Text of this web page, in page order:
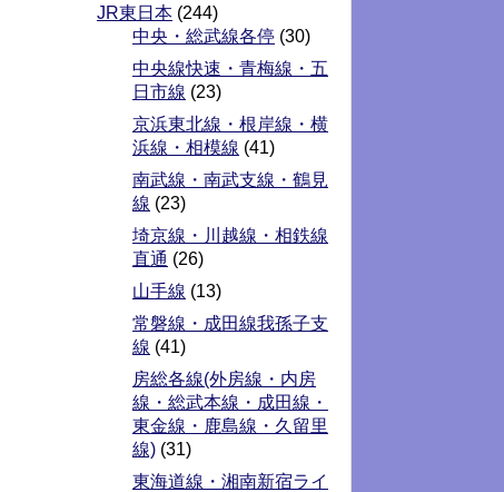
JR東日本 (244)
中央・総武線各停 (30)
中央線快速・青梅線・五
日市線 (23)
京浜東北線・根岸線・横
浜線・相模線 (41)
南武線・南武支線・鶴見
線 (23)
埼京線・川越線・相鉄線
直通 (26)
山手線 (13)
常磐線・成田線我孫子支
線 (41)
房総各線(外房線・内房
線・総武本線・成田線・
東金線・鹿島線・久留里
線) (31)
東海道線・湘南新宿ライ